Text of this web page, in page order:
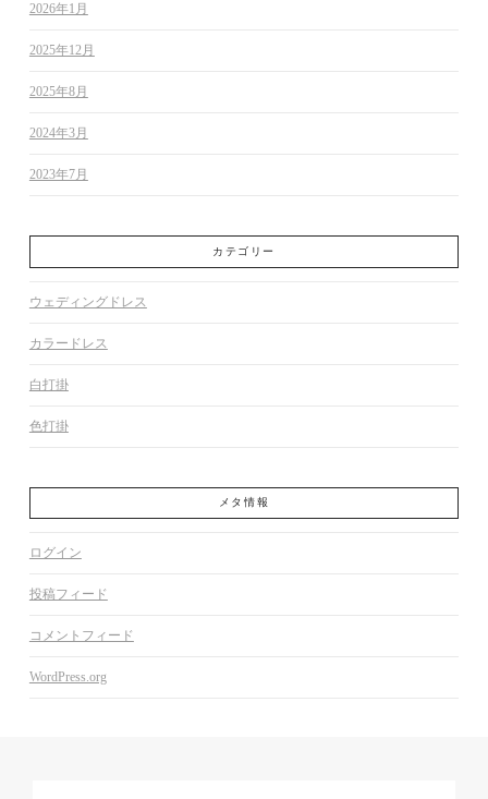
2026年1月
2025年12月
2025年8月
2024年3月
2023年7月
カテゴリー
ウェディングドレス
カラードレス
白打掛
色打掛
メタ情報
ログイン
投稿フィード
コメントフィード
WordPress.org